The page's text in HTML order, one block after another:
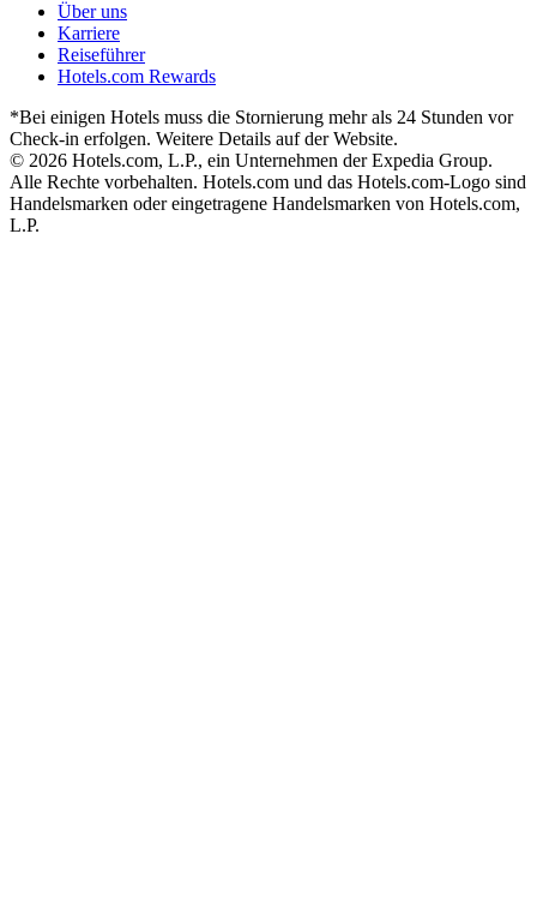
Über uns
Karriere
Reiseführer
Hotels.com Rewards
*Bei einigen Hotels muss die Stornierung mehr als 24 Stunden vor
Check-in erfolgen. Weitere Details auf der Website.
© 2026 Hotels.com, L.P., ein Unternehmen der Expedia Group.
Alle Rechte vorbehalten. Hotels.com und das Hotels.com-Logo sind
Handelsmarken oder eingetragene Handelsmarken von Hotels.com,
L.P.